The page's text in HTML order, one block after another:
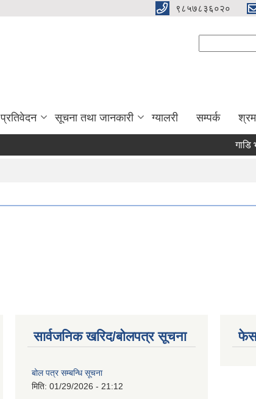
९८५७८३६०२०
प्रतिवेदन सूचना तथा जानकारी ग्यालरी सम्पर्क
गाडि
सार्वजनिक खरिद/बोलपत्र सूचना
बोल पत्र सम्बन्धि सूचना
मिति: 01/29/2026 - 21:12